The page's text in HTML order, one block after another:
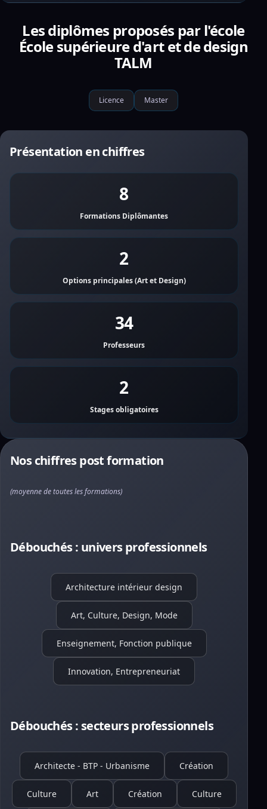
Les diplômes proposés par l'école
École supérieure d'art et de design
TALM
Licence Master
Présentation en chiffres
8
Formations Diplômantes
2
Options principales (Art et Design)
34
Professeurs
2
Stages obligatoires
Nos chiffres post formation
(moyenne de toutes les formations)
Débouchés : univers professionnels
Architecture intérieur design
Art, Culture, Design, Mode
Enseignement, Fonction publique
Innovation, Entrepreneuriat
Débouchés : secteurs professionnels
Architecte - BTP - Urbanisme Création
Culture Art Création Culture